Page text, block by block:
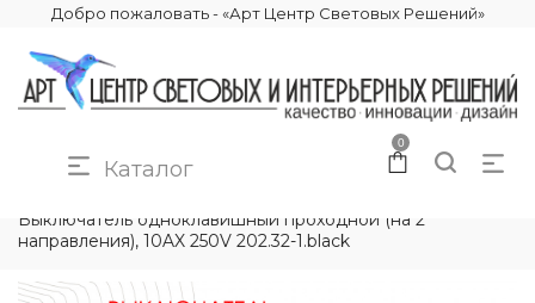
Добро пожаловать - «Арт Центр Световых Решений»
Каталог
0
Выключатель одноклавишный проходной (на 2
направления), 10AX 250V 202.32-1.black